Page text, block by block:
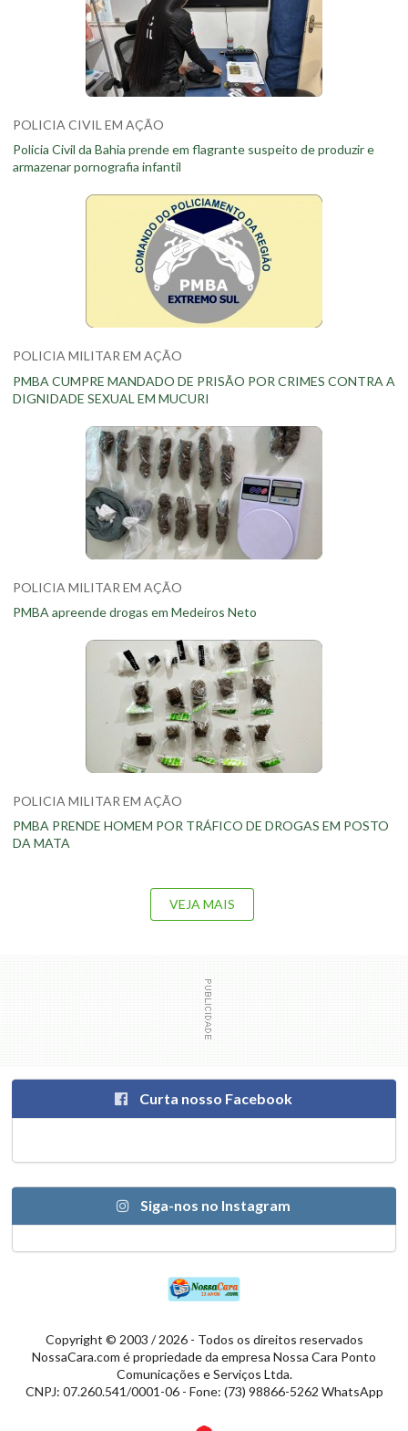
POLICIA CIVIL EM AÇÃO
Policia Civil da Bahia prende em flagrante suspeito de produzir e
armazenar pornografia infantil
POLICIA MILITAR EM AÇÃO
PMBA CUMPRE MANDADO DE PRISÃO POR CRIMES CONTRA A
DIGNIDADE SEXUAL EM MUCURI
POLICIA MILITAR EM AÇÃO
PMBA apreende drogas em Medeiros Neto
POLICIA MILITAR EM AÇÃO
PMBA PRENDE HOMEM POR TRÁFICO DE DROGAS EM POSTO
DA MATA
VEJA MAIS
Curta nosso Facebook
Siga-nos no Instagram
Copyright © 2003 / 2026 - Todos os direitos reservados
NossaCara.com é propriedade da empresa Nossa Cara Ponto
Comunicações e Serviços Ltda.
CNPJ: 07.260.541/0001-06 - Fone: (73) 98866-5262 WhatsApp